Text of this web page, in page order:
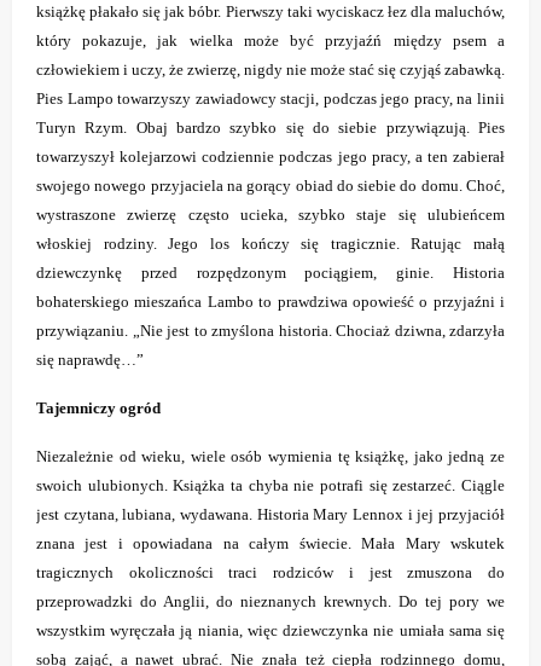
książkę płakało się jak bóbr. Pierwszy taki wyciskacz łez dla maluchów,
który pokazuje, jak wielka może być przyjaźń między psem a
człowiekiem i uczy, że zwierzę, nigdy nie może stać się czyjąś zabawką.
Pies Lampo towarzyszy zawiadowcy stacji, podczas jego pracy, na linii
Turyn Rzym. Obaj bardzo szybko się do siebie przywiązują. Pies
towarzyszył kolejarzowi codziennie podczas jego pracy, a ten zabierał
swojego nowego przyjaciela na gorący obiad do siebie do domu. Choć,
wystraszone zwierzę często ucieka, szybko staje się ulubieńcem
włoskiej rodziny. Jego los kończy się tragicznie. Ratując małą
dziewczynkę przed rozpędzonym pociągiem, ginie. Historia
bohaterskiego mieszańca Lambo to prawdziwa opowieść o przyjaźni i
przywiązaniu. „Nie jest to zmyślona historia. Chociaż dziwna, zdarzyła
się naprawdę…”
Tajemniczy ogród
Niezależnie od wieku, wiele osób wymienia tę książkę, jako jedną ze
swoich ulubionych. Książka ta chyba nie potrafi się zestarzeć. Ciągle
jest czytana, lubiana, wydawana. Historia Mary Lennox i jej przyjaciół
znana jest i opowiadana na całym świecie. Mała Mary wskutek
tragicznych okoliczności traci rodziców i jest zmuszona do
przeprowadzki do Anglii, do nieznanych krewnych. Do tej pory we
wszystkim wyręczała ją niania, więc dziewczynka nie umiała sama się
sobą zająć, a nawet ubrać. Nie znała też ciepła rodzinnego domu,